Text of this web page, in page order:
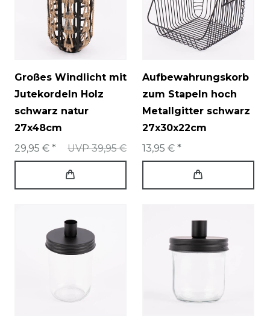
Großes Windlicht mit
Jutekordeln Holz
schwarz natur
27x48cm
UVP 39,95 €
29,95 € *
Aufbewahrungskorb
zum Stapeln hoch
Metallgitter schwarz
27x30x22cm
13,95 € *